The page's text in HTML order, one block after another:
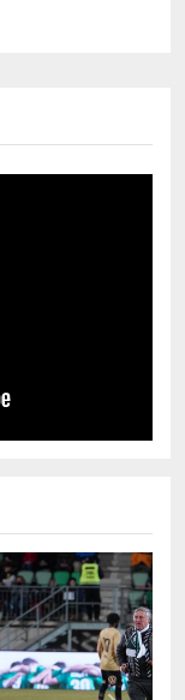
Next